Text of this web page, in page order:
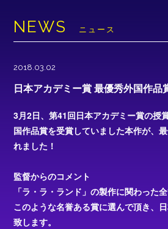
NEWS ニュース
2018.03.02
日本アカデミー賞 最優秀外国作品
3月2日、第41回日本アカデミー賞の授
国作品賞を受賞していました本作が、
れました！
監督からのコメント
「ラ・ラ・ランド」の製作に関わった
このような名誉ある賞に選んで頂き、
致します。